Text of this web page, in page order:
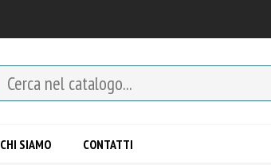
CHI SIAMO CONTATTI